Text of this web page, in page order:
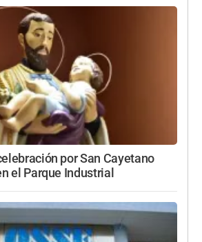
por San Cayetano
el Parque Industrial